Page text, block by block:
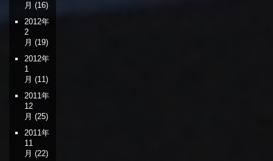
月 (16)
2012年
2
月 (19)
2012年
1
月 (11)
2011年
12
月 (25)
2011年
11
月 (22)